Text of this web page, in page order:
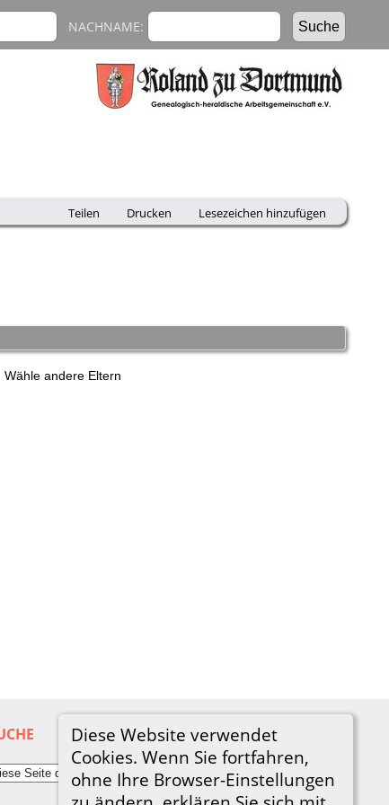
NACHNAME:
Teilen Drucken Lesezeichen hinzufügen
Diese Website verwendet
Cookies. Wenn Sie fortfahren,
ohne Ihre Browser-Einstellungen
Wähle andere Eltern